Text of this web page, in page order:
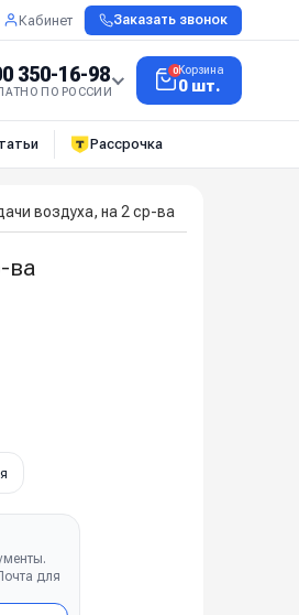
Кабинет Заказать звонок
350-16-98
ПО РОССИИ
0Корзина
0 шт.
Рассрочка
воздуха, на 2 ср-ва
ва
для